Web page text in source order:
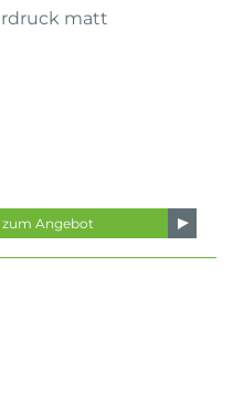
matt
zum Angebot